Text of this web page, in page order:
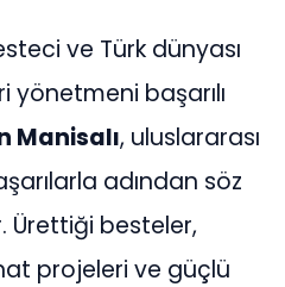
ve Türk dünyası
başarılı
Manisalı, uluslararası
adından söz
Ürettiği besteler,
projeleri ve güçlü